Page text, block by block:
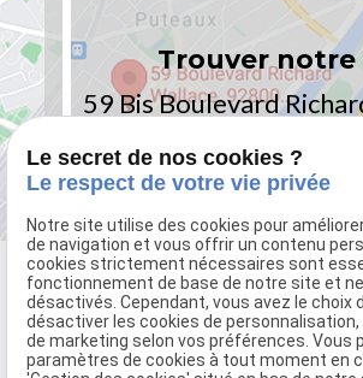
Trouver
59 Bis Boulevard
Le secret de nos cookies ?
Le respect de votre vie privée
Notre site utilise des cookies pour
de navigation et vous offrir un contenu
cookies strictement nécessaires sont
fonctionnement de base de notre site et
désactivés. Cependant, vous avez le choix
désactiver les cookies de
de marketing selon vos préférences. Vous
paramètres de cookies à tout moment en